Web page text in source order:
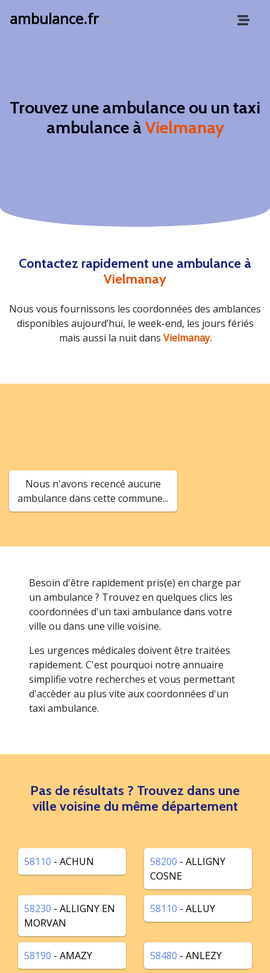
ambulance.fr
Trouvez une ambulance ou un taxi
ambulance àVielmanay
Contactez rapidement une ambulance à
Vielmanay
Nous vous fournissons les coordonnées des amblances
disponibles aujourd’hui, le week-end, les jours fériés
mais aussi la nuit dans Vielmanay.
Nous n'avons recencé aucune
ambulance dans cette commune...
Besoin d'être rapidement pris(e) en charge par
un ambulance ? Trouvez en quelques clics les
coordonnées d'un taxi ambulance dans votre
ville ou dans une ville voisine.
Les urgences médicales doivent être traitées
rapidement. C'est pourquoi notre annuaire
simplifie votre recherches et vous permettant
d'accèder au plus vite aux coordonnées d'un
taxi ambulance.
Pas de résultats ? Trouvez dans une
ville voisine du même département
58110 - ACHUN 58200 - ALLIGNY
COSNE
58230 - ALLIGNY EN
MORVAN
58110 - ALLUY
58190 - AMAZY 58480 - ANLEZY